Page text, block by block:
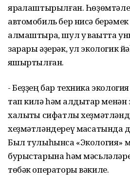
яраҡлаштырылған.
автомобиль бер нисә
алмаштыра, шул уҡ ваҡытта
зарары әҙерәк, ул экологик
яҡшыртылған.
- Беҙҙең бар техника
тап килә һәм ҡалдыҡтар
халыҡты сифатлы
хеҙмәтләндереү
Был тулыһынса «Экология»
бурыстарына һәм
төбәк операторы вәкиле.